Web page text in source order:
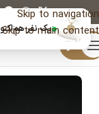
Skip to navigation
Skip to main content
منو
خانه فندک